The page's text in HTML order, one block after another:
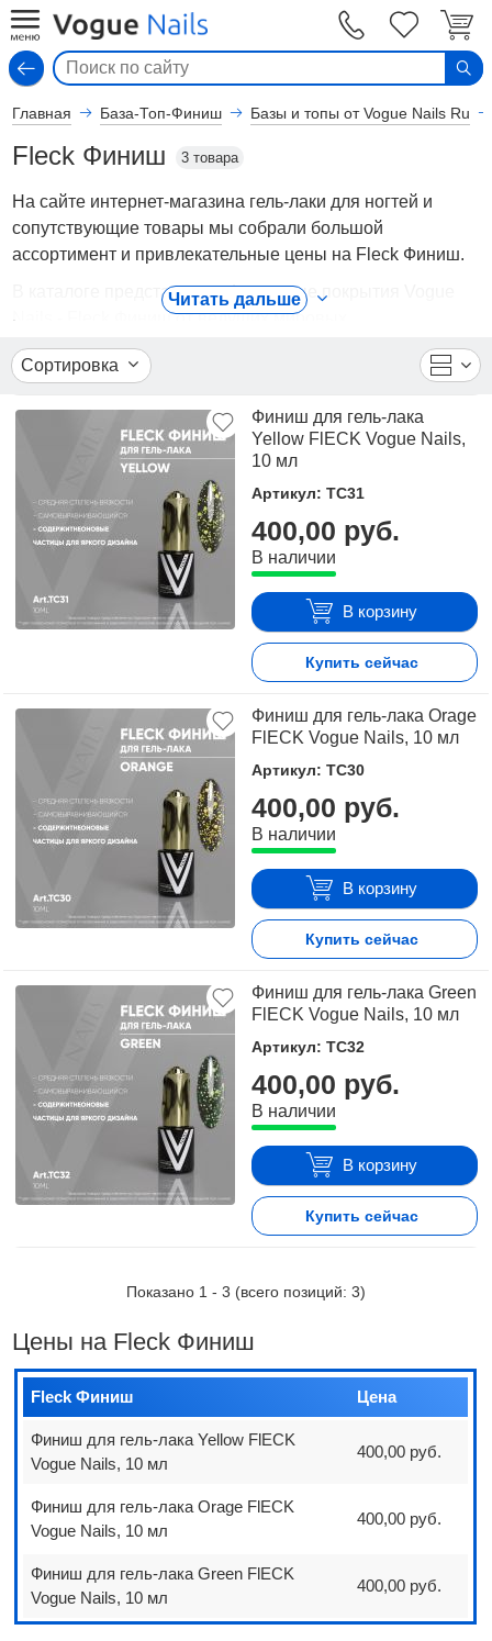
Главная База-Топ-Финиш Базы и топы от Vogue Nails Ru
Fleck Финиш 3 товара
На сайте интернет-магазина гель-лаки для ногтей и
сопутствующие товары мы собрали большой
ассортимент и привлекательные цены на Fleck Финиш.
В каталоге представлены Финишные покрытия Vogue
Nails - Fleck Финиш от ведущих мировых
производителей. Вы можете ознакомиться с
фотографиями, описанием товаров, отзывами
сравнить понравившиеся модели и выбрать лучшую
Для того чтобы купить Fleck Финиш, достаточно
оформить заявку на сайте или связаться с
консультантом в режиме on-line.
Читать дальше
Сортировка
Финиш для гель-лака
Yellow FlECK Vogue Nails,
10 мл
Артикул: TC31
400,00 руб.
В наличии
В корзину
Купить сейчас
Финиш для гель-лака Orage
FlECK Vogue Nails, 10 мл
Артикул: TC30
400,00 руб.
В наличии
В корзину
Купить сейчас
Финиш для гель-лака Green
FlECK Vogue Nails, 10 мл
Артикул: TC32
400,00 руб.
В наличии
В корзину
Купить сейчас
Показано 1 - 3 (всего позиций: 3)
Цены на Fleck Финиш
Fleck Финиш Цена
Финиш для гель-лака Yellow FlECK
Vogue Nails, 10 мл
400,00 руб.
Финиш для гель-лака Orage FlECK
Vogue Nails, 10 мл
400,00 руб.
Финиш для гель-лака Green FlECK
Vogue Nails, 10 мл
400,00 руб.